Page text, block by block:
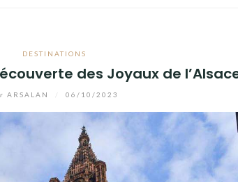
DESTINATIONS
des Joyaux de
ARSALAN 06/10/2023